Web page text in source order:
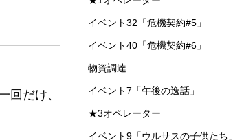
回だけ、
イベント32「危機契約#5」
イベント40「危機契約#6」
物資調達
イベント7「午後の逸話」
★3オペレーター
イベント9「ウルサスの子供たち」